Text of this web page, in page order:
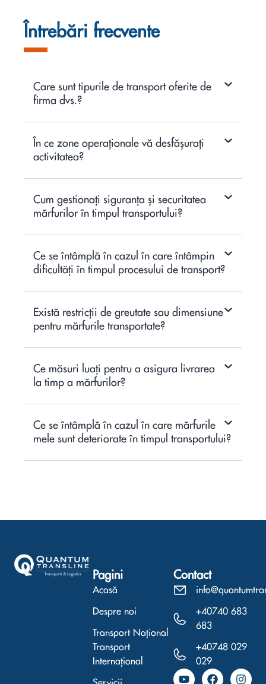
Întrebări frecvente
Care sunt tipurile de transport oferite de
firma dvs.?
În ce zone operaționale vă desfășurați
activitatea?
Cum gestionați siguranța și securitatea
mărfurilor în timpul transportului?
Ce se întâmplă în cazul în care întâmpin
dificultăți în timpul procesului de transport?
Există restricții de greutate sau dimensiune
pentru mărfurile transportate?
Ce măsuri luați pentru a asigura livrarea
la timp a mărfurilor?
Ce se întâmplă în cazul în care mărfurile
mele sunt deteriorate în timpul transportului?
Pagini
Acasă
Despre noi
Transport Național
Transport
Internațional
Contact
+40740 683
683
+40748 029
029
Y
F
I
L